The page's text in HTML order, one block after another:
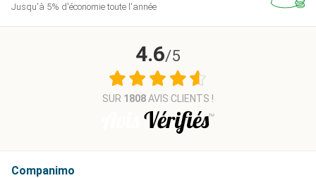
Jusqu'à 5% d'économie toute l'année
Companimo
4.6/5
SUR 1808AVIS CLIENTS !